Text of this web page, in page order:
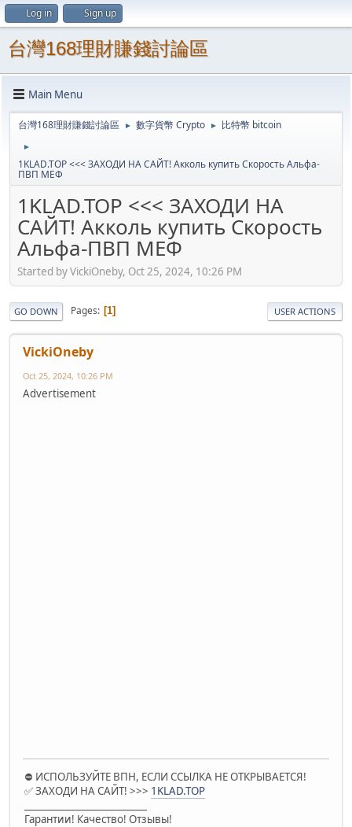
Log in Sign up
台灣168理財賺錢討論區
Main Menu
台灣168理財賺錢討論區 ► 數字貨幣 Crypto ► 比特幣 bitcoin
►
1KLAD.TOP <<< ЗАХОДИ НА САЙТ! Акколь купить Скорость Альфа-
ПВП МЕФ
1KLAD.TOP <<< ЗАХОДИ НА
САЙТ! Акколь купить Скорость
Альфа-ПВП МЕФ
Started by VickiOneby, Oct 25, 2024, 10:26 PM
GO DOWN Pages 1 USER ACTIONS
VickiOneby
Oct 25, 2024, 10:26 PM
Advertisement
⛔ ИСПОЛЬЗУЙТЕ ВПН, ЕСЛИ ССЫЛКА НЕ ОТКРЫВАЕТСЯ!
✅ ЗАХОДИ НА САЙТ! >>> 1KLAD.TOP
Гарантии! Качество! Отзывы!